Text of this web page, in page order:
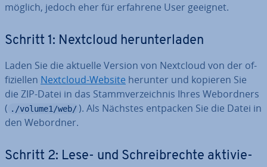
möglich, jedoch eher für erfahrene User geeignet.
Schritt 1: Nextcloud her­un­ter­la­den
Laden Sie die aktuelle Version von Nextcloud von der of­
fi­zi­el­len Nextcloud-Website herunter und kopieren Sie
die ZIP-Datei in das Stamm­ver­zeich­nis Ihres Web­ord­ners
( ./volume1/web/ ). Als Nächstes entpacken Sie die Datei in
den Webordner.
Schritt 2: Lese- und Schreib­rech­te ak­ti­vie­